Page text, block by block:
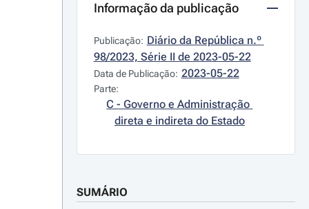
Informação da publicação
Publicação: Diário da República n.º
98/2023, Série II de 2023-05-22
Data de Publicação: 2023-05-22
Parte:
C - Governo e Administração
direta e indireta do Estado
SUMÁRIO